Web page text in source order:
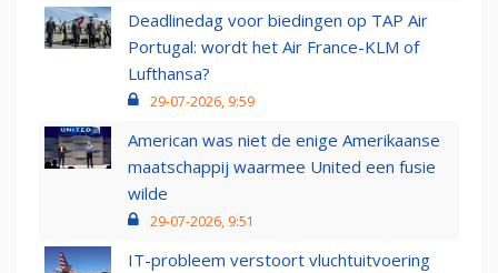
Deadlinedag voor biedingen op TAP Air
Portugal: wordt het Air France-KLM of
Lufthansa?
29-07-2026, 9:59
American was niet de enige Amerikaanse
maatschappij waarmee United een fusie
wilde
29-07-2026, 9:51
IT-probleem verstoort vluchtuitvoering